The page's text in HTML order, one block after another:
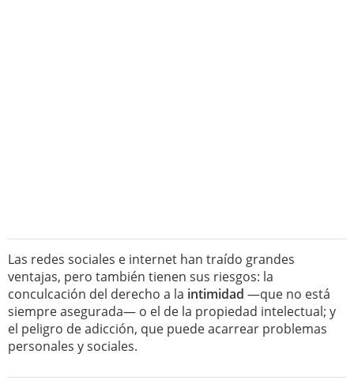
Las redes sociales e internet han traído grandes
ventajas, pero también tienen sus riesgos: la
conculcación del derecho a la intimidad —que no está
siempre asegurada— o el de la propiedad intelectual; y
el peligro de adicción, que puede acarrear problemas
personales y sociales.